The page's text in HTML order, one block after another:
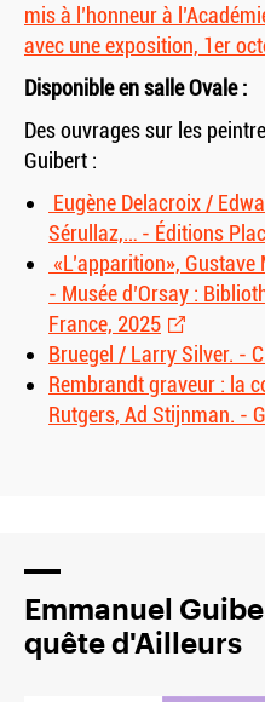
mis à l’honneur à
avec une exposition, 1er
Disponible en salle Ovale :
Des ouvrages sur les
Guibert :
Eugène Delacroix /
Sérullaz,… - Éditions
«L’apparition»,
- Musée d’Orsay :
France, 2025
Bruegel / Larry Silver. -
Rembrandt graveur : la
Rutgers, Ad Stijnman. -
Emmanuel
quête d'Ailleurs